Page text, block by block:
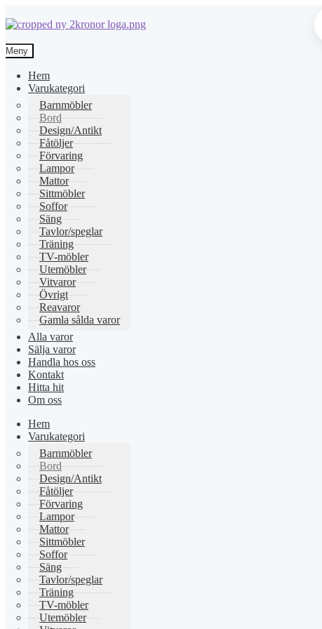
Hoppa
till
navigering
Hoppa
till
innehåll
Meny
Hem
Varukategori
Barnmöbler
Bord
Design/Antikt
Fåtöljer
Förvaring
Lampor
Mattor
Sittmöbler
Soffor
Säng
Tavlor/speglar
Träning
TV-möbler
Utemöbler
Vitvaror
Övrigt
Reavaror
Gamla sålda varor
Alla varor
Sälja varor
Handla hos oss
Kontakt
Hitta hit
Om oss
Hem
Varukategori
Barnmöbler
Bord
Design/Antikt
Fåtöljer
Förvaring
Lampor
Mattor
Sittmöbler
Soffor
Säng
Tavlor/speglar
Träning
TV-möbler
Utemöbler